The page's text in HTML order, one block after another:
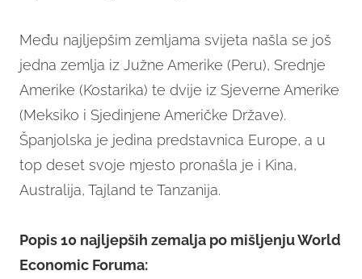
Među najljepšim zemljama svijeta našla se još
jedna zemlja iz Južne Amerike (Peru), Srednje
Amerike (Kostarika) te dvije iz Sjeverne Amerike
(Meksiko i Sjedinjene Američke Države).
Španjolska je jedina predstavnica Europe, a u
top deset svoje mjesto pronašla je i Kina,
Australija, Tajland te Tanzanija.
Popis 10 najljepših zemalja po mišljenju World
Economic Foruma: